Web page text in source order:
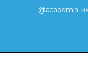
@academia
_İLGİSİ_.pdf